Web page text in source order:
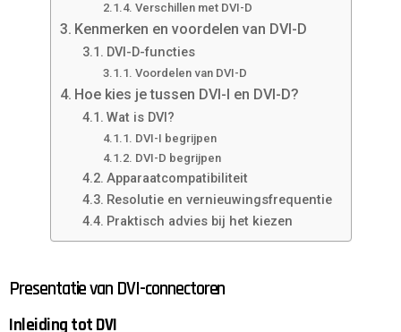
Verschillen met DVI-D
Kenmerken en voordelen van DVI-D
DVI-D-functies
Voordelen van DVI-D
Hoe kies je tussen DVI-I en DVI-D?
Wat is DVI?
DVI-I begrijpen
DVI-D begrijpen
Apparaatcompatibiliteit
Resolutie en vernieuwingsfrequentie
Praktisch advies bij het kiezen
Presentatie van DVI-connectoren
Inleiding tot DVI